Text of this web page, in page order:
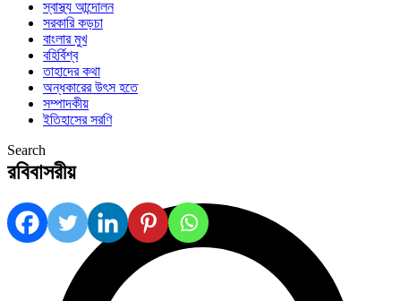
স্বাস্থ্য আন্দোলন
সরকারি কড়চা
বাংলার মুখ
বহির্বিশ্ব
তাহাদের কথা
অন্ধকারের উৎস হতে
সম্পাদকীয়
ইতিহাসের সরণি
Search
রবিবাসরীয়